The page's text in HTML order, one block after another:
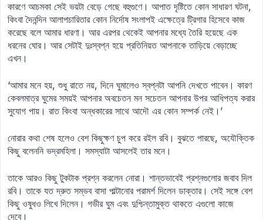
কারণে আচমকা সেই ভয়টা বেড়ে গেছে বহুগুণে। আপাত দৃষ্টিতে কোন সাধারণ ঘটনা,
কিংবা দৈনন্দিন আলাপচারিতার কোন নির্দোষ সংলাপই এক্ষেত্রে ট্রিগার হিসেবে কাজ
করেছে বলে আমার ধারণা। আর এরপর থেকেই আপনার মধ্যে তৈরি হয়েছে এক
ধরনের ঘোর। আর সেটাই দুঃস্বপ্ন হয়ে প্রতিনিয়ত আপনাকে তাড়িয়ে বেড়াচ্ছে
এখন।
‘আমার মনে হয়, শুধু রাতে নয়, দিনে ঘুমালেও স্বপ্নটা আপনি দেখতে পাবেন। কারণ
কেবলমাত্র ঘুমের সময়ই আপনার অবচেতন মন সচেতন আপনার উপর আধিপত্য করার
সুযোগ পায়। রাত কিংবা অন্ধকারের সাথে আদৌ এর কোন সম্পর্ক নেই।’
নোরার কথা শেষ হলেও বেশ কিছুক্ষণ চুপ করে রইল রবি। বুঝতে পারছে, অযৌক্তিক
কিছু বলেননি ভদ্রমহিলা। সমস্যাটা আসলেই তার মনে।
তাকে আরও কিছু টুকটাক প্রশ্ন করলেন নোরা। শান্তভাবেই প্রশ্নগুলোর জবাব দিল
রবি। তাকে যত দ্রুত সম্ভব বাসা পাল্টানোর পরামর্শ দিলেন ডাক্তার। সেই সঙ্গে বেশ
কিছু ওষুধও লিখে দিলেন। গভীর ঘুম এবং দুশ্চিন্তামুক্ত থাকতে এগুলো কাজে
দেবে।